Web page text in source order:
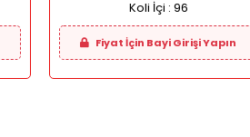
Koli İçi : 96
Fiyat İçin Bayi Girişi Yapın